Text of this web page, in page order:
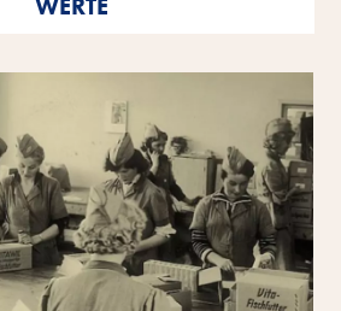
WERTE
Persönlichkeiten wie auch als